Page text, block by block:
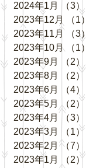
2024年1月
（3）
2023年12月
（1）
2023年11月
（3）
2023年10月
（1）
2023年9月
（2）
2023年8月
（2）
2023年6月
（4）
2023年5月 （2）
2023年4月
（3）
2023年3月
（1）
2023年2月 （7）
2023年1月
（2）